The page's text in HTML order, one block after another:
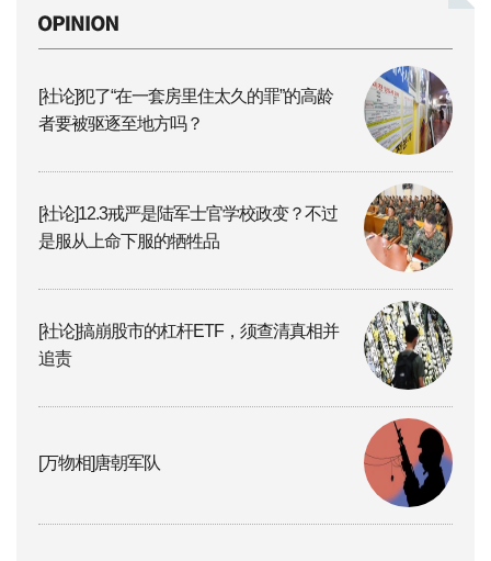
[社论]犯了“在一套房里住太久的罪”的高龄
者要被驱逐至地方吗？
[社论]12.3戒严是陆军士官学校政变？不过
是服从上命下服的牺牲品
[社论]搞崩股市的杠杆ETF，须查清真相并
追责
[万物相]唐朝军队